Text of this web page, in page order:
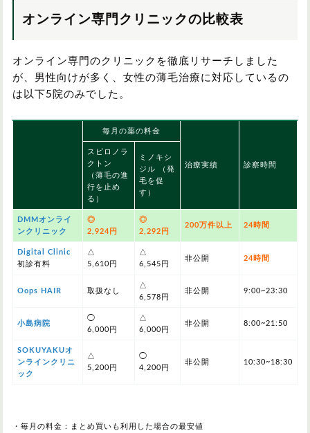
オンライン専門クリニックの比較表
オンライン専門のクリニックを徹底リサーチしました
が、男性向けが多く、女性の薄毛治療に対応しているの
は以下5院のみでした。
毎月の薬の料金
治療実績 診察時間
スピロノラ
クトン
（薄毛の進
行を止め
る）
ミノキシ
ジル （発
毛を促
す）
DMMオンライ
ンクリニック
◎
2,924円
◎
2,292円
200万件以上 24時間
Digital Clinic
初診有料
△
5,610円
△
6,545円
非公開 24時間
Oops HAIR 取扱なし
△
6,578円
非公開 9:00~23:30
小島病院
◯
6,000円
△
6,000円
非公開 8:00~21:50
SOKUYAKUオ
ンラインクリニ
ック
△
5,200円
◯
4,200円
非公開 10:30~18:30
・毎月の料金：まとめ買いも利用した場合の最安値